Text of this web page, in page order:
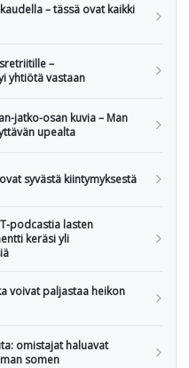
– tässä ovat kaikki
–
yhtiötä vastaan
jatko-osan kuvia – Man
upealta
syvästä kiintymyksestä
podcastia lasten
keräsi yli
voivat paljastaa heikon
omistajat haluavat
somen